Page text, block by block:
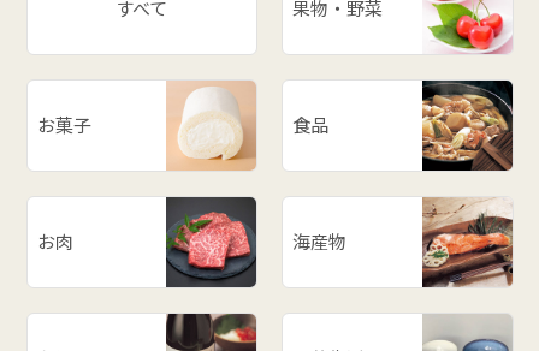
すべて 果物・野菜
お菓子 食品
お肉 海産物